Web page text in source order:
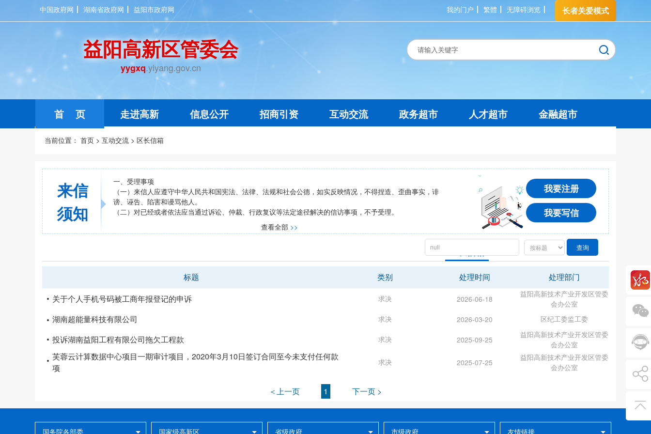
中国政府网 湖南省政府网 益阳市政府网 我的门户 繁體 无障碍浏览 长者关爱模式
益阳高新区管委会
yygxq.yiyang.gov.cn
首 页 走进高新 信息公开 招商引资 互动交流 政务超市 人才超市 金融超市
当前位置： 首页 > 互动交流 > 区长信箱
来信
须知
一、受理事项
（一）来信人应遵守中华人民共和国宪法、法律、法规和社会公德，如实反映情况，不得捏造、歪曲事实，诽
谤、诬告、陷害和谩骂他人。
（二）对已经或者依法应当通过诉讼、仲裁、行政复议等法定途径解决的信访事项，不予受理。
查看全部 >>
我要注册
我要写信
查询
标题 类别 处理时间
处理部门
关于个人手机号码被工商年报登记的申诉
求决 2026-06-18
益阳高新技术产业开发区管委
会办公室
湖南超能量科技有限公司 求决 2026-03-20 区纪工委监工委
投诉湖南益阳工程有限公司拖欠工程款 求决 2025-09-25
益阳高新技术产业开发区管委
会办公室
芙蓉云计算数据中心项目一期审计项目，2020年3月10日签订合同至今未支付任何款
项
求决 2025-07-25
益阳高新技术产业开发区管委
会办公室
＜上一页 1 下一页 >
国务院各部委 国家级高新区 省级政府 市级政府 友情链接